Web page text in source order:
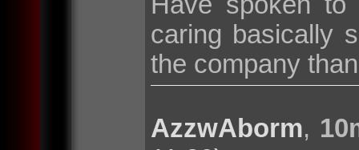
caring basically
the company
AzzwAborm,